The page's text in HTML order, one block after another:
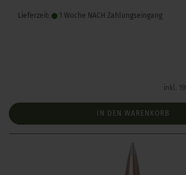
Lieferzeit: 1 Woche NACH Zahlungseingang
inkl.
IN DEN WARENKORB